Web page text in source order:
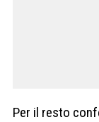
Per il resto